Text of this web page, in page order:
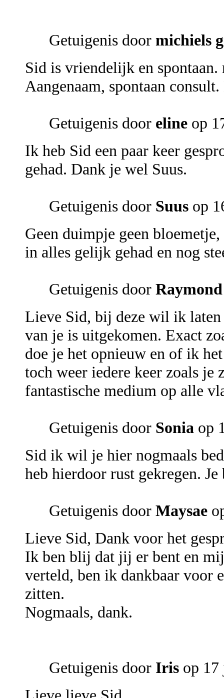
Getuigenis door michiels
Sid is vriendelijk en
Aangenaam, spontaan
Getuigenis door eline op
Ik heb Sid een paar keer
gehad. Dank je wel Suus.
Getuigenis door Suus op
Geen duimpje geen
in alles gelijk gehad en nog
Getuigenis door Raymond
Lieve Sid, bij deze wil ik
van je is uitgekomen. Exact
doe je het opnieuw en of ik
toch weer iedere keer zoals je
fantastische medium op alle
Getuigenis door Sonia op
Sid ik wil je hier nogmaals
heb hierdoor rust gekregen.
Getuigenis door Maysae
Lieve Sid, Dank voor het
Ik ben blij dat jij er bent en
verteld, ben ik dankbaar voor
zitten.
Nogmaals, dank.
Getuigenis door Iris op